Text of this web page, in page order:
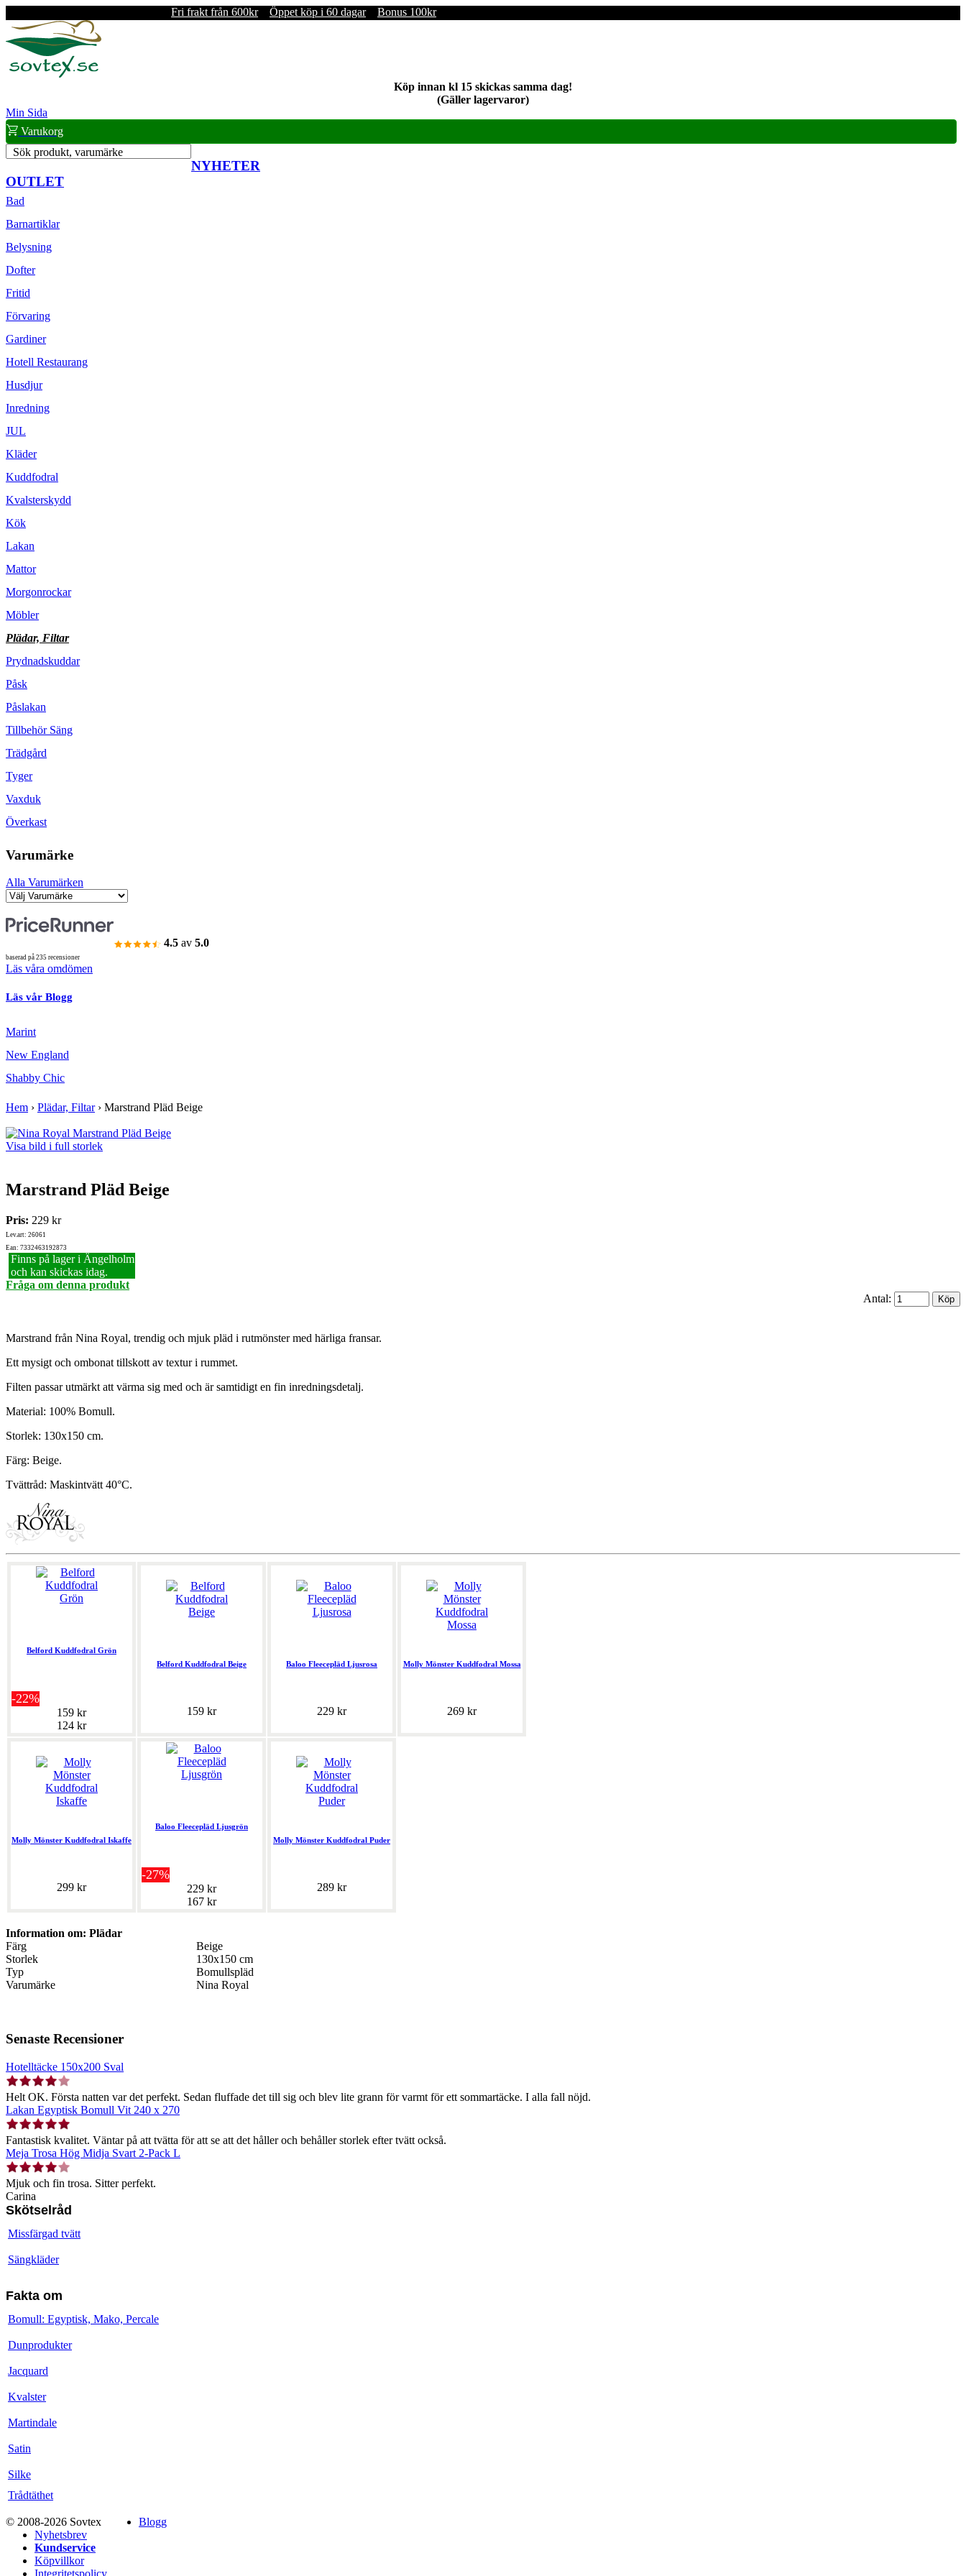
Fri frakt från 600kr Öppet köp i 60 dagar Bonus 100kr
Köp innan kl 15 skickas samma dag!
(Gäller lagervaror)
Min Sida
Varukorg
Sök produkt, varumärke
NYHETER
OUTLET
Bad
Barnartiklar
Belysning
Dofter
Fritid
Förvaring
Gardiner
Hotell Restaurang
Husdjur
Inredning
JUL
Kläder
Kuddfodral
Kvalsterskydd
Kök
Lakan
Mattor
Morgonrockar
Möbler
Plädar, Filtar
Prydnadskuddar
Påsk
Påslakan
Tillbehör Säng
Trädgård
Tyger
Vaxduk
Överkast
Varumärke
Alla Varumärken
4.5 av 5.0
baserad på 235 recensioner
Läs våra omdömen
Läs vår Blogg
Marint
New England
Shabby Chic
Hem › Plädar, Filtar› Marstrand Pläd Beige
Visa bild i full storlek
Marstrand Pläd Beige
Pris: 229 kr
Lev.art: 26061
Ean: 7332463192873
Finns på lager i Ängelholm
och kan skickas idag.
Fråga om denna produkt
Antal:
Marstrand från Nina Royal, trendig och mjuk pläd i rutmönster med härliga fransar.
Ett mysigt och ombonat tillskott av textur i rummet.
Filten passar utmärkt att värma sig med och är samtidigt en fin inredningsdetalj.
Material: 100% Bomull.
Storlek: 130x150 cm.
Färg: Beige.
Tvättråd: Maskintvätt 40°C.
Belford Kuddfodral Grön
-22%
159 kr
124 kr
Belford Kuddfodral Beige
159 kr
Baloo Fleecepläd Ljusrosa
229 kr
Molly Mönster Kuddfodral Mossa
269 kr
Molly Mönster Kuddfodral Iskaffe
299 kr
Baloo Fleecepläd Ljusgrön
-27%
229 kr
167 kr
Molly Mönster Kuddfodral Puder
289 kr
Information om: Plädar
Färg
Beige
Storlek
130x150 cm
Typ
Bomullspläd
Varumärke
Nina Royal
Senaste Recensioner
Hotelltäcke 150x200 Sval
Helt OK. Första natten var det perfekt. Sedan fluffade det till sig och blev lite grann för varmt för ett sommartäcke. I alla fall nöjd.
Lakan Egyptisk Bomull Vit 240 x 270
Fantastisk kvalitet. Väntar på att tvätta för att se att det håller och behåller storlek efter tvätt också.
Meja Trosa Hög Midja Svart 2-Pack L
Mjuk och fin trosa. Sitter perfekt.
Carina
Skötselråd
Missfärgad tvätt
Sängkläder
Fakta om
Bomull: Egyptisk, Mako, Percale
Dunprodukter
Jacquard
Kvalster
Martindale
Satin
Silke
Trådtäthet
© 2008-2026 Sovtex
Blogg
Nyhetsbrev
Kundservice
Köpvillkor
Integritetspolicy